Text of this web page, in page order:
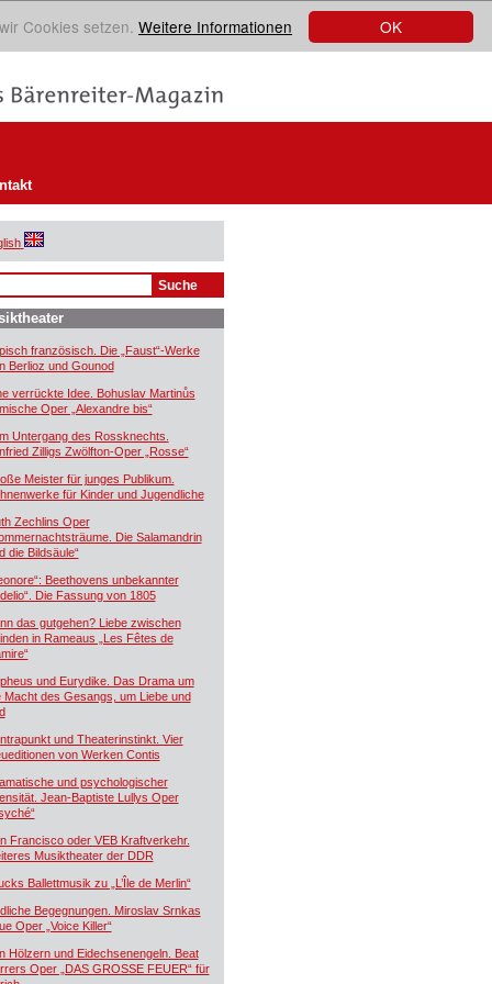
OK
Cookies setzen. Weitere Informationen
französisch. Die „Faust“-Werke
Berlioz und Gounod
verrückte Idee. Bohuslav Martinůs
Oper „Alexandre bis“
Untergang des Rossknechts.
Zilligs Zwölfton-Oper „Rosse“
Meister für junges Publikum.
für Kinder und Jugendliche
Zechlins Oper
Die Salamandrin
die Bildsäule“
Beethovens unbekannter
Die Fassung von 1805
das gutgehen? Liebe zwischen
in Rameaus „Les Fêtes de
und Eurydike. Das Drama um
Macht des Gesangs, um Liebe und
und Theaterinstinkt. Vier
von Werken Contis
und psychologischer
Jean-Baptiste Lullys Oper
Francisco oder VEB Kraftverkehr.
Musiktheater der DDR
Ballettmusik zu „L’Île de Merlin“
Begegnungen. Miroslav Srnkas
Oper „Voice Killer“
Hölzern und Eidechsenengeln. Beat
Oper „DAS GROSSE FEUER“ für